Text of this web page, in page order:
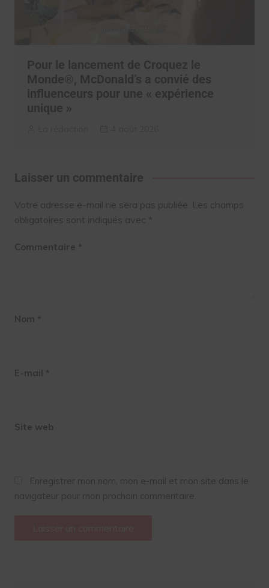
Pour le lancement de Croquez le
Monde®, McDonald’s a convié des
influenceurs pour une « expérience
unique »
Laisser un commentaire
Votre adresse e-mail ne sera pas publiée. Les champs
obligatoires sont indiqués avec *
Commentaire *
Nom *
E-mail *
Site web
Enregistrer mon nom, mon e-mail et mon site dans le
navigateur pour mon prochain commentaire.